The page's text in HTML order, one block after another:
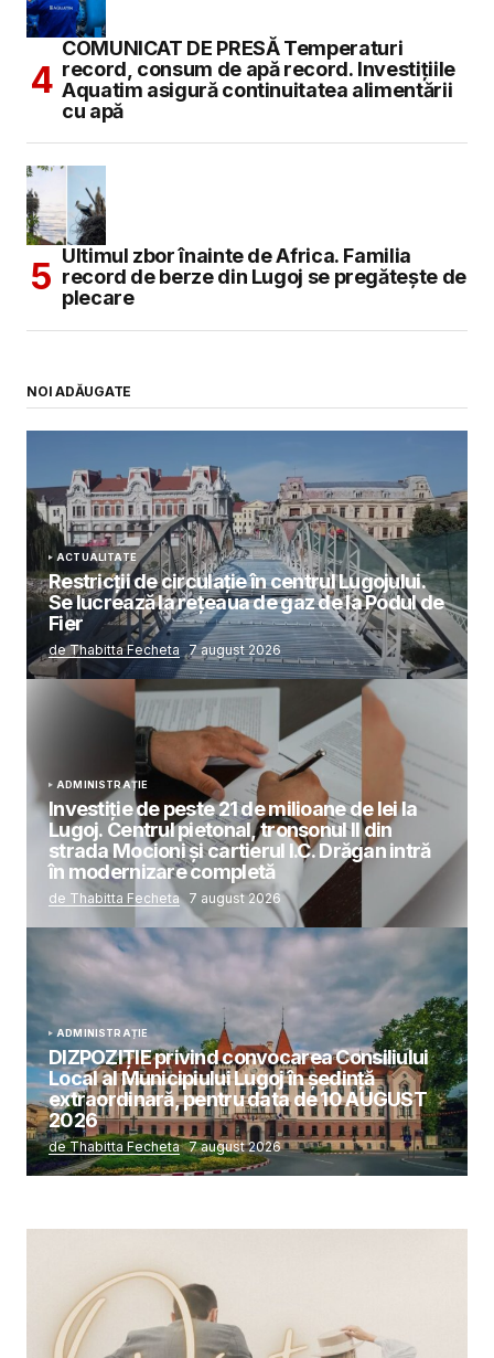
COMUNICAT DE PRESĂ Temperaturi
record, consum de apă record. Investițiile
Aquatim asigură continuitatea alimentării
cu apă
Ultimul zbor înainte de Africa. Familia
record de berze din Lugoj se pregătește de
plecare
NOI ADĂUGATE
ACTUALITATE
Restricții de circulație în centrul Lugojului.
Se lucrează la rețeaua de gaz de la Podul de
Fier
de Thabitta Fecheta 7 august 2026
ADMINISTRAȚIE
Investiție de peste 21 de milioane de lei la
Lugoj. Centrul pietonal, tronsonul II din
strada Mocioni și cartierul I.C. Drăgan intră
în modernizare completă
de Thabitta Fecheta 7 august 2026
ADMINISTRAȚIE
DIZPOZIȚIE privind convocarea Consiliului
Local al Municipiului Lugoj în şedinţă
extraordinară, pentru data de 10 AUGUST
2026
de Thabitta Fecheta 7 august 2026